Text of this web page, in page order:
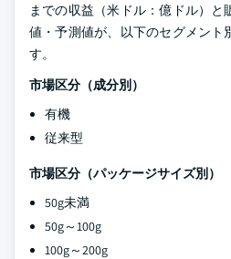
までの収益（米ドル：億ドル）と
値・予測値が、以下のセグメント
す。
市場区分（成分別）
有機
従来型
市場区分（パッケージサイズ別）
50g未満
50g～100g
100g～200g